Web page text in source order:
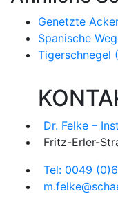
Genetzte
Spanische
Tigerschnegel
Dr. Felke –
Fritz-Erler-
Tel: 0049